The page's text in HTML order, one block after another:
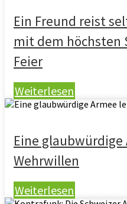
Ein Freund reist
mit dem höchsten
Feier
Weiterlesen
Eine
Wehrwillen
Weiterlesen